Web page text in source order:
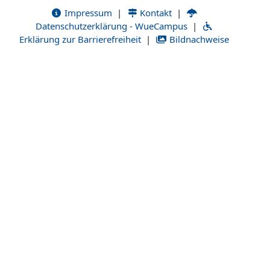
Impressum | Kontakt |
Datenschutzerklärung - WueCampus |
Erklärung zur Barrierefreiheit | Bildnachweise